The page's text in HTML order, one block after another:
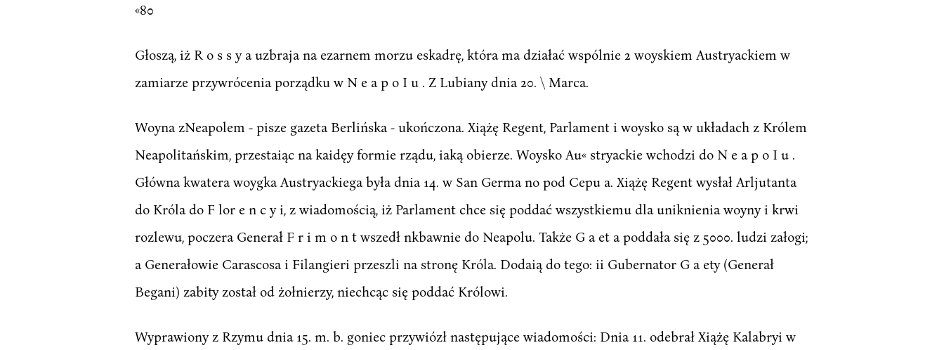
«80
Głoszą, iż R o s s y a uzbraja na ezarnem morzu eskadrę, która ma działać wspólnie 2 woyskiem Austryackiem w
zamiarze przywrócenia porządku w N e a p o I u . Z Lubiany dnia 20. \ Marca.
Woyna zNeapolem - pisze gazeta Berlińska - ukończona. Xiążę Regent, Parlament i woysko są w układach z Królem
Neapolitańskim, przestaiąc na kaidęy formie rządu, iaką obierze. Woysko Au« stryackie wchodzi do N e a p o I u .
Główna kwatera woygka Austryackiega była dnia 14. w San Germa no pod Cepu a. Xiążę Regent wysłał Arljutanta
do Króla do F lor e n c y i, z wiadomością, iż Parlament chce się poddać wszystkiemu dla uniknienia woyny i krwi
rozlewu, poczera Generał F r i m o n t wszedł nkbawnie do Neapolu. Także G a et a poddała się z 5000. ludzi załogi;
a Generałowie Carascosa i Filangieri przeszli na stronę Króla. Dodaią do tego: ii Gubernator G a ety (Generał
Begani) zabity został od żołnierzy, niechcąc się poddać Królowi.
Wyprawiony z Rzymu dnia 15. m. b. goniec przywiózł następujące wiadomości: Dnia 11. odebrał Xiążę Kalabryi w